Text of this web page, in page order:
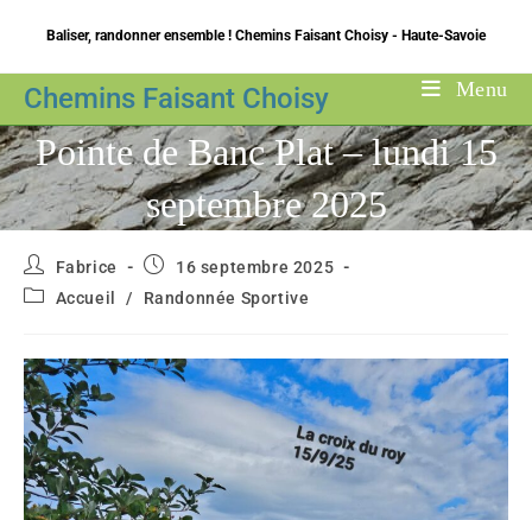
content
Baliser, randonner ensemble ! Chemins Faisant Choisy - Haute-Savoie
Chemins Faisant Choisy Menu
Pointe de Banc Plat – lundi 15
septembre 2025
Auteur/autrice
de
la
Fabrice
Publication
16 septembre 2025
PostAccueil / Randonnée Sportive